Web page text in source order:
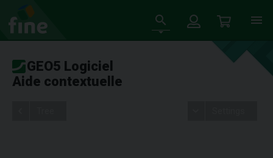
GEO5 Logiciel
Aide contextuelle